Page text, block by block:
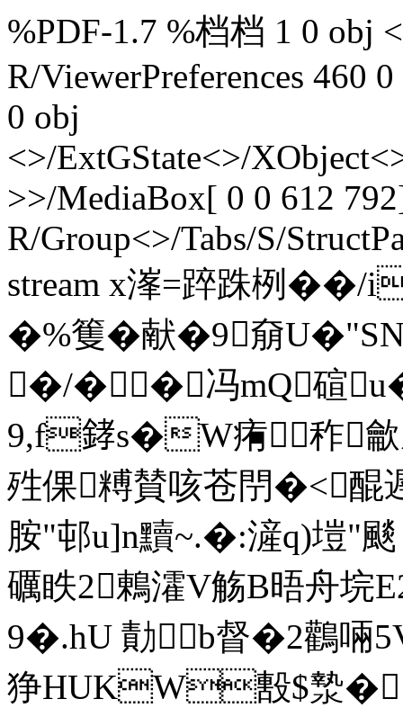
%PDF-1.7 %档档 1 0 obj
R/ViewerPreferences 460
0 obj
<>/ExtGState<>/
>>/MediaBox[ 0 0 612
R/Group<>/Tabs/S/
stream x溄=踤跦栵��/
�%篗�献�9奟
�/��冯mQ碹
9,f﨧s�W痏秨龡
殅倮糐賛咳苍閅�<醌
胺"邨u]n黷~.�:滻q)塏"
礪眣2鶇瀖V觞B晤舟
9�.hU 勣b督�2鸛啢
狰HUKW毄$漐�